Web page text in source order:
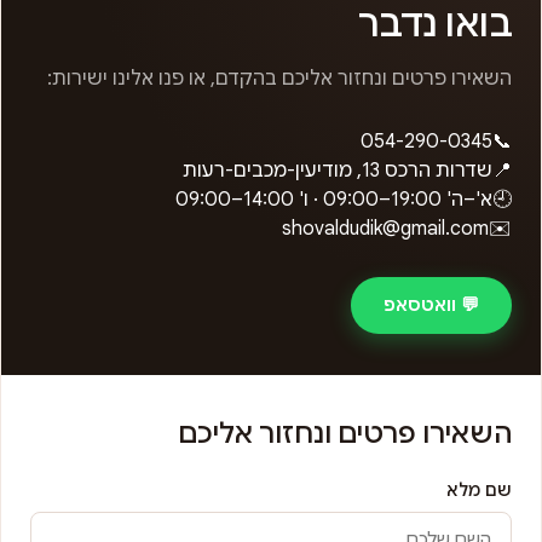
בואו נדבר
השאירו פרטים ונחזור אליכם בהקדם, או פנו אלינו ישירות:
📞
054-290-0345
📍 שדרות הרכס 13, מודיעין-מכבים-רעות
🕘א'–ה' 09:00–19:00 · ו' 09:00–14:00
✉️
shovaldudik@gmail.com
💬 וואטסאפ
השאירו פרטים ונחזור אליכם
שם מלא